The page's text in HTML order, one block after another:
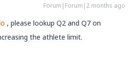
Forum|Forum|2 months ago
, please lookup Q2 and Q7 on
the athlete limit.